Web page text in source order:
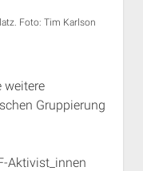
Foto: Tim Karlson
weitere
Gruppierung
Aktivist_innen